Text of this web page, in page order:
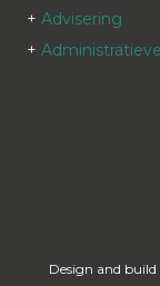
+ Advisering
+
Design and